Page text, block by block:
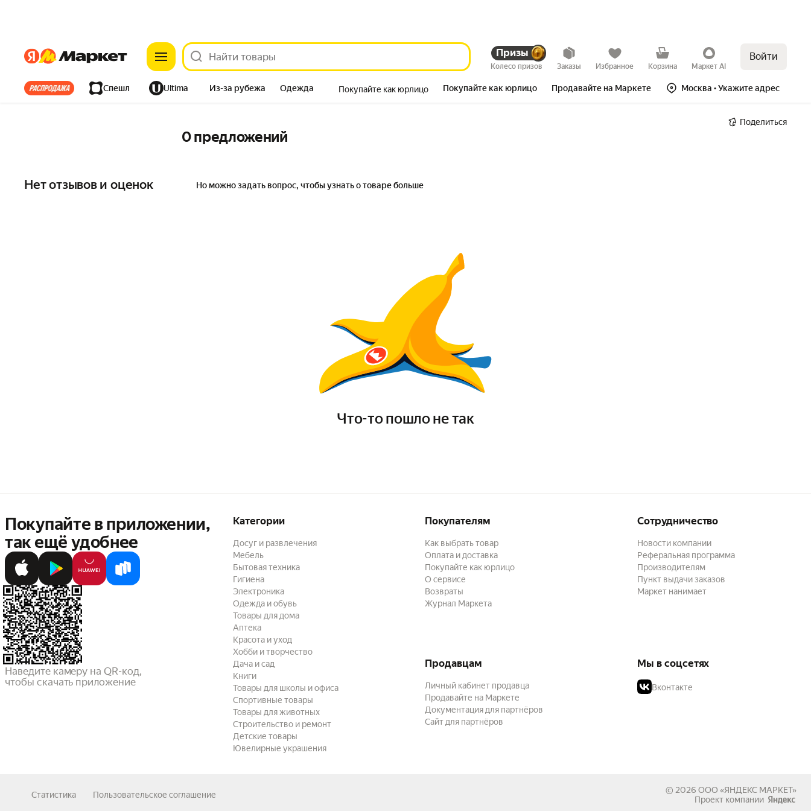
ЯндексЯндекс Призы
Колесо призов Заказы Избранное Корзина Маркет AI
Войти
Все хиты Спешл Ultima Из-за рубежа Одежда Покупайте как юрлицо Покупайте как юрлицо Продавайте на Маркете Москва • Укажите адрес
Поделиться
0 предложений
Нет отзывов и оценок Но можно задать вопрос, чтобы узнать о товаре больше
Что-то пошло не так
Покупайте в приложении,
так ещё удобнее
Наведите камеру на QR-код,
чтобы скачать приложение
Категории
Досуг и развлечения
Мебель
Бытовая техника
Гигиена
Электроника
Одежда и обувь
Товары для дома
Аптека
Красота и уход
Хобби и творчество
Дача и сад
Книги
Товары для школы и офиса
Спортивные товары
Товары для животных
Строительство и ремонт
Детские товары
Ювелирные украшения
Покупателям
Как выбрать товар
Оплата и доставка
Покупайте как юрлицо
О сервисе
Возвраты
Журнал Маркета
Сотрудничество
Новости компании
Реферальная программа
Производителям
Пункт выдачи заказов
Маркет нанимает
Продавцам
Личный кабинет продавца
Продавайте на Маркете
Документация для партнёров
Сайт для партнёров
Мы в соцсетях
Вконтакте
Статистика Пользовательское соглашение © 2026 ООО «ЯНДЕКС МАРКЕТ»
Проект компании